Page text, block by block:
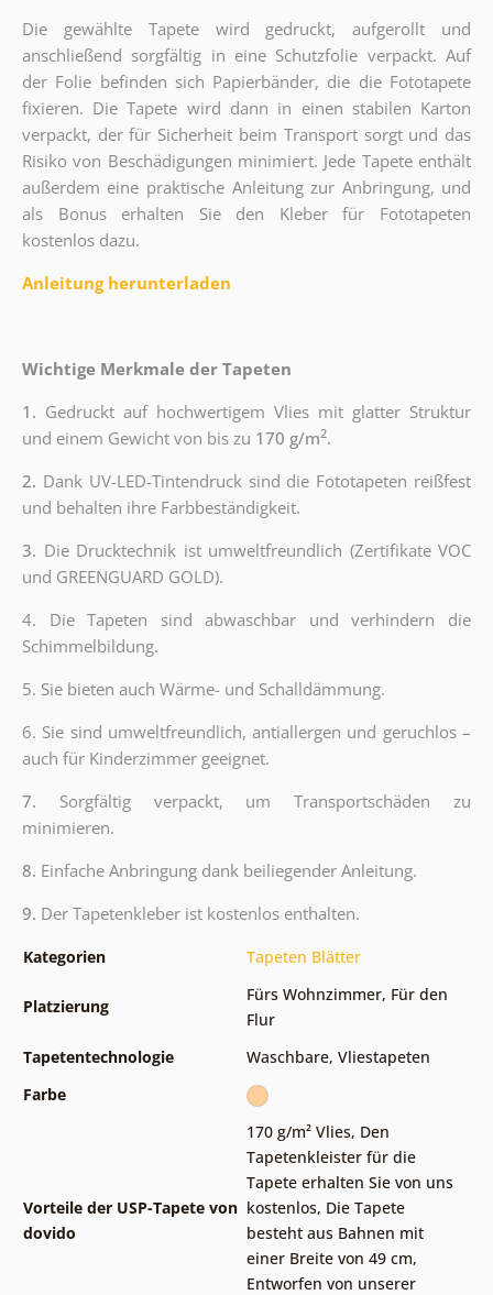
Die gewählte Tapete wird gedruckt, aufgerollt und
anschließend sorgfältig in eine Schutzfolie verpackt. Auf
der Folie befinden sich Papierbänder, die die Fototapete
fixieren. Die Tapete wird dann in einen stabilen Karton
verpackt, der für Sicherheit beim Transport sorgt und das
Risiko von Beschädigungen minimiert. Jede Tapete enthält
außerdem eine praktische Anleitung zur Anbringung, und
als Bonus erhalten Sie den Kleber für Fototapeten
kostenlos dazu.
Anleitung herunterladen
Wichtige Merkmale der Tapeten
1. Gedruckt auf hochwertigem Vlies mit glatter Struktur
und einem Gewicht von bis zu 170 g/m2.
2. Dank UV-LED-Tintendruck sind die Fototapeten reißfest
und behalten ihre Farbbeständigkeit.
3. Die Drucktechnik ist umweltfreundlich (Zertifikate VOC
und GREENGUARD GOLD).
4. Die Tapeten sind abwaschbar und verhindern die
Schimmelbildung.
5. Sie bieten auch Wärme- und Schalldämmung.
6. Sie sind umweltfreundlich, antiallergen und geruchlos –
auch für Kinderzimmer geeignet.
7. Sorgfältig verpackt, um Transportschäden zu
minimieren.
8. Einfache Anbringung dank beiliegender Anleitung.
9. Der Tapetenkleber ist kostenlos enthalten.
Kategorien Tapeten Blätter
Platzierung
Fürs Wohnzimmer, Für den
Flur
Tapetentechnologie
Waschbare, Vliestapeten
Farbe
Vorteile der USP-Tapete von
dovido
170 g/m² Vlies, Den
Tapetenkleister für die
Tapete erhalten Sie von uns
kostenlos, Die Tapete
besteht aus Bahnen mit
einer Breite von 49 cm,
Entworfen von unserer